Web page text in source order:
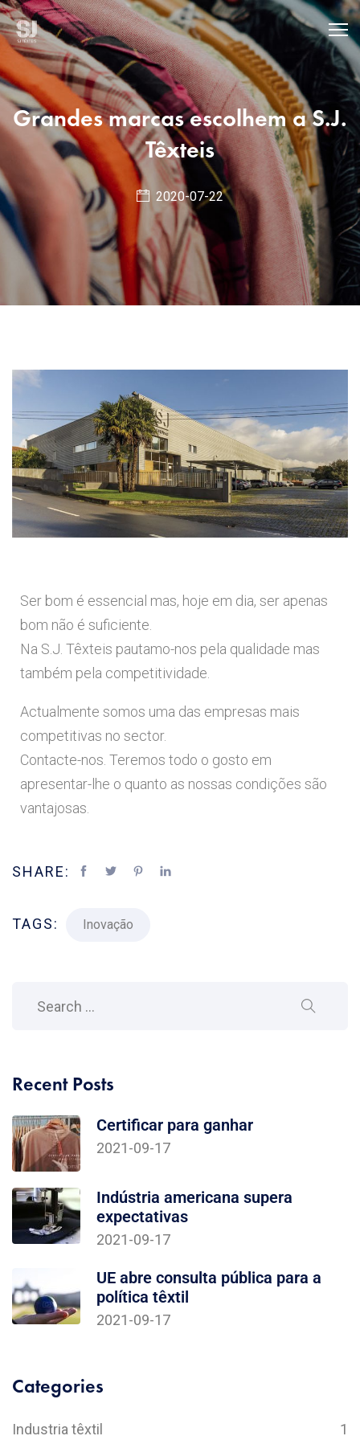
Grandes marcas escolhem a S.J.
Têxteis
2020-07-22
Ser bom é essencial mas, hoje em dia, ser apenas
bom não é suficiente.
Na S.J. Têxteis pautamo-nos pela qualidade mas
também pela competitividade.
Actualmente somos uma das empresas mais
competitivas no sector.
Contacte-nos. Teremos todo o gosto em
apresentar-lhe o quanto as nossas condições são
vantajosas.
SHARE:
TAGS: Inovação
Recent Posts
Certificar para ganhar
2021-09-17
Indústria americana supera
expectativas
2021-09-17
UE abre consulta pública para a
política têxtil
2021-09-17
Categories
Industria têxtil 1